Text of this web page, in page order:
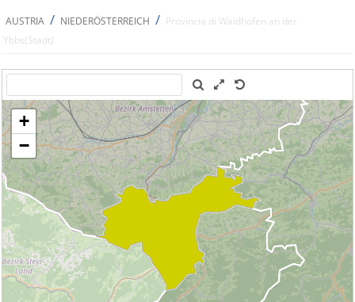
AUSTRIA / NIEDERÖSTERREICH / Provincia di Waidhofen an der
Ybbs(Stadt)